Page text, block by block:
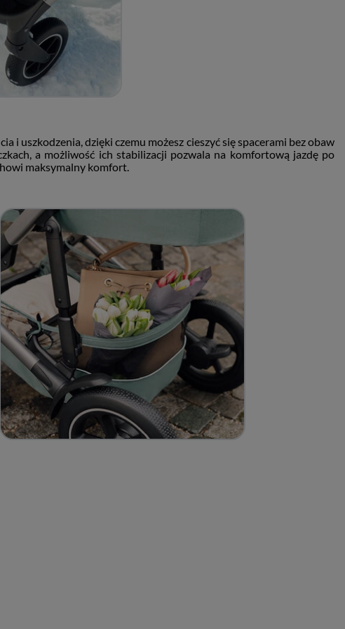
i uszkodzenia, dzięki czemu możesz cieszyć się spacerami bez obaw
a możliwość ich stabilizacji pozwala na komfortową jazdę po
maksymalny komfort.